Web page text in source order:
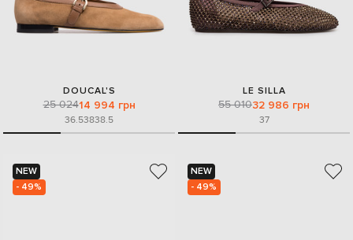
DOUCAL'S
25 02414 994 грн
36.53838.5
LE SILLA
55 01032 986 грн
37
NEW
- 49%
NEW
- 49%